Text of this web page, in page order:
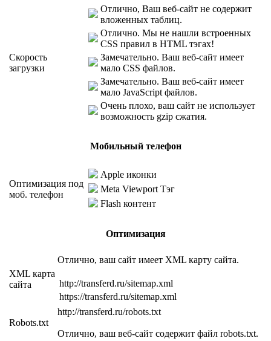
Скорость
загрузки
Отлично, Ваш веб-сайт не содержит
вложенных таблиц.
Отлично. Мы не нашли встроенных
CSS правил в HTML тэгах!
Замечательно. Ваш веб-сайт имеет
мало CSS файлов.
Замечательно. Ваш веб-сайт имеет
мало JavaScript файлов.
Очень плохо, ваш сайт не использует
возможность gzip сжатия.
Мобильный телефон
Оптимизация под
моб. телефон
Apple иконки
Meta Viewport Тэг
Flash контент
Оптимизация
XML карта
сайта
Отлично, ваш сайт имеет XML карту сайта.
http://transferd.ru/sitemap.xml
https://transferd.ru/sitemap.xml
Robots.txt
http://transferd.ru/robots.txt
Отлично, ваш веб-сайт содержит файл robots.txt.